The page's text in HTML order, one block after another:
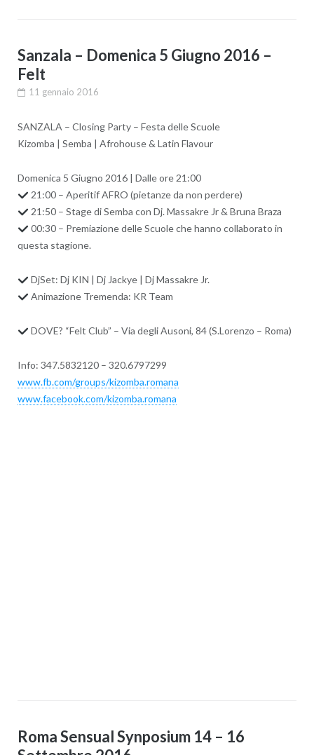
Sanzala – Domenica 5 Giugno 2016 –
Felt
11 gennaio 2016
SANZALA – Closing Party – Festa delle Scuole
Kizomba | Semba | Afrohouse & Latin Flavour
Domenica 5 Giugno 2016 | Dalle ore 21:00
21:00 – Aperitif AFRO (pietanze da non perdere)
21:50 – Stage di Semba con Dj. Massakre Jr & Bruna Braza
00:30 – Premiazione delle Scuole che hanno collaborato in
questa stagione.
DjSet: Dj KIN | Dj Jackye | Dj Massakre Jr.
Animazione Tremenda: KR Team
DOVE? “Felt Club” – Via degli Ausoni, 84 (S.Lorenzo – Roma)
Info: 347.5832120 – 320.6797299
www.fb.com/groups/kizomba.romana
www.facebook.com/kizomba.romana
Roma Sensual Synposium 14 – 16